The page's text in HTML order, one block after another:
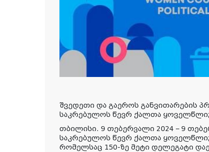
შვედეთი და გაეროს განვითარების
საკრებულოს წევრ ქალთა
თბილისი. 9 თებერვალი 2024 – 9
საკრებულოს წევრ ქალთა
რომელსაც 150-ზე მეტი დელეგატი